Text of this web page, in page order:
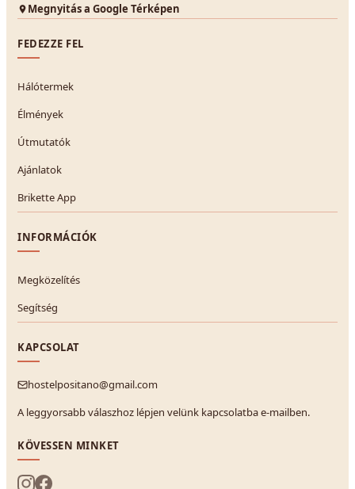
Megnyitás a Google Térképen
FEDEZZE FEL
Hálótermek
Élmények
Útmutatók
Ajánlatok
Brikette App
INFORMÁCIÓK
Megközelítés
Segítség
KAPCSOLAT
hostelpositano@gmail.com
A leggyorsabb válaszhoz lépjen velünk kapcsolatba e-mailben.
KÖVESSEN MINKET